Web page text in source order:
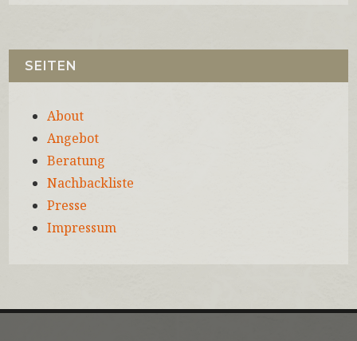
SEITEN
About
Angebot
Beratung
Nachbackliste
Presse
Impressum